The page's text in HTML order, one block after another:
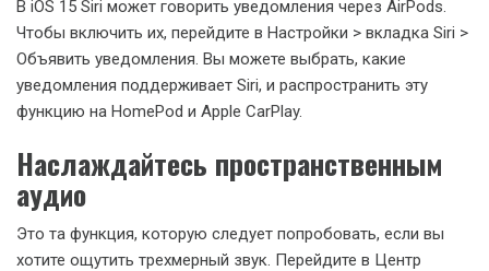
В iOS 15 Siri может говорить уведомления через AirPods.
Чтобы включить их, перейдите в Настройки > вкладка Siri >
Объявить уведомления. Вы можете выбрать, какие
уведомления поддерживает Siri, и распространить эту
функцию на HomePod и Apple CarPlay.
Наслаждайтесь пространственным
аудио
Это та функция, которую следует попробовать, если вы
хотите ощутить трехмерный звук. Перейдите в Центр